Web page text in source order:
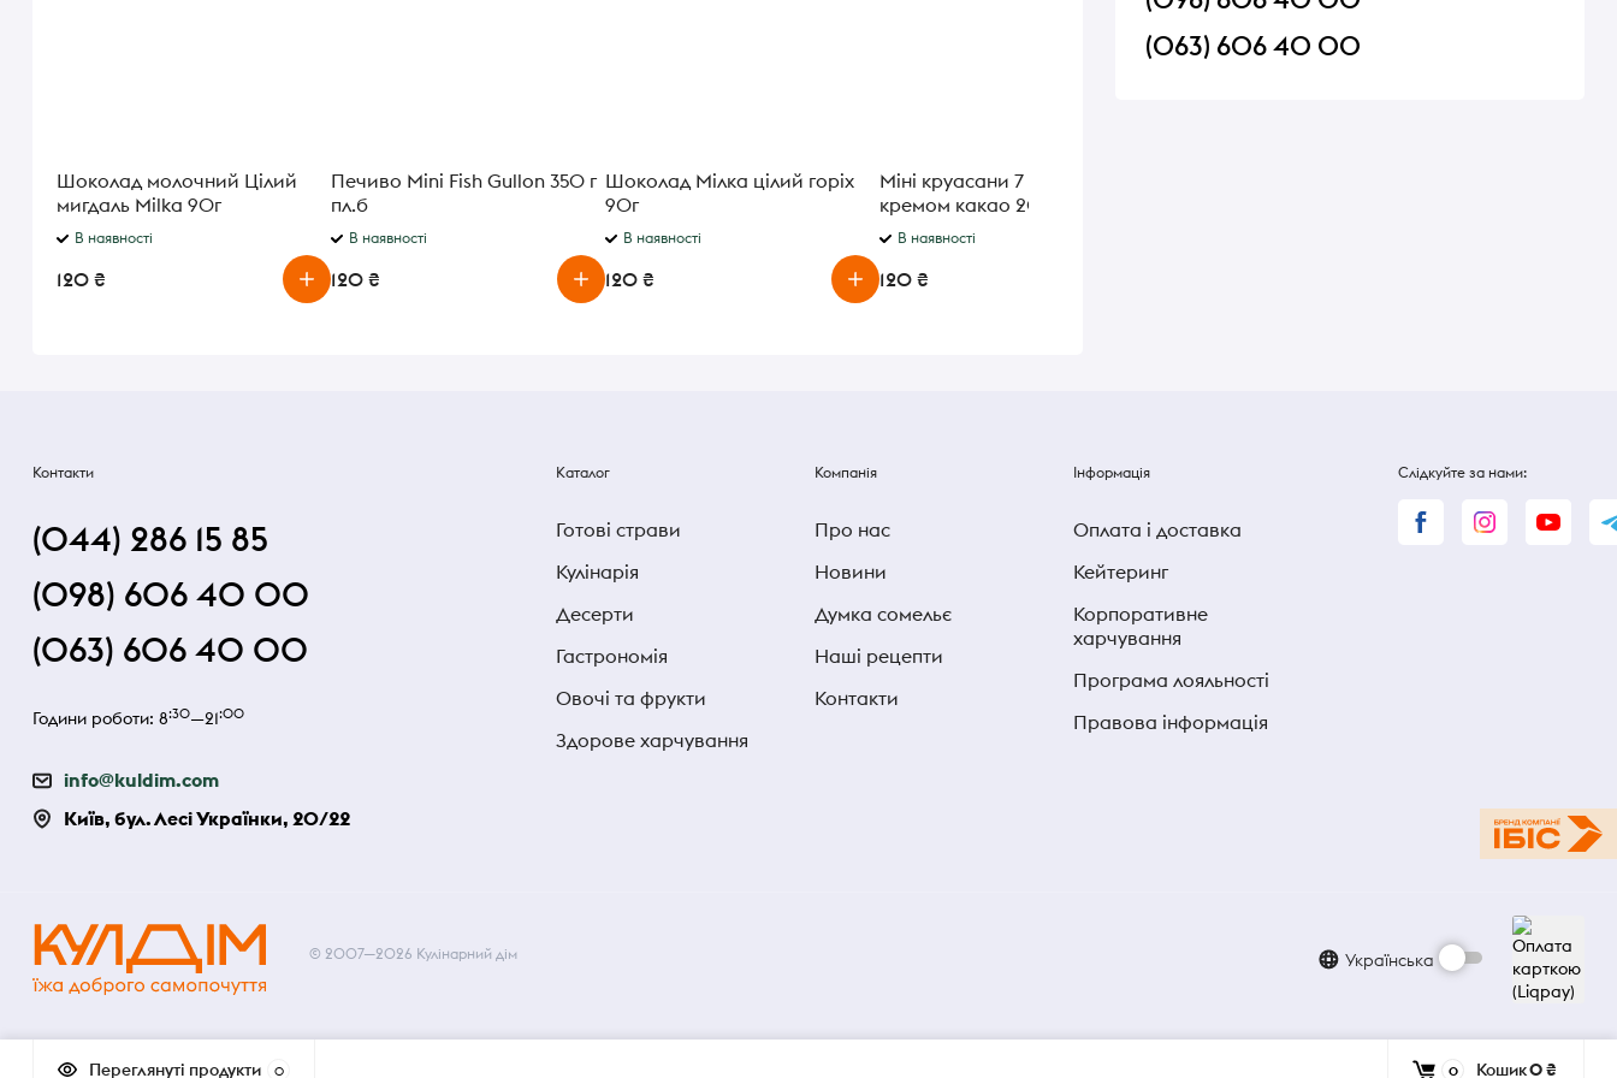
Шоколад молочний Цілий
мигдаль Milka 90г
В наявності
120 ₴
Печиво Mini Fish Gullon 350 г
пл.б
В наявності
120 ₴
Шоколад Мілка цілий горіх
90г
В наявності
120 ₴
Міні круасани 7 Days з
кремом какао 200г
В наявності
120 ₴
(063) 606 40 00
Контакти
(044) 286 15 85
(098) 606 40 00
(063) 606 40 00
Години роботи: 8:30—21:00
info@kuldim.com
Київ, бул. Лесі Українки, 20/22
Каталог
Готові страви
Кулінарія
Десерти
Гастрономія
Овочі та фрукти
Здорове харчування
Компанія
Про нас
Новини
Думка сомельє
Наші рецепти
Контакти
Інформація
Оплата і доставка
Кейтеринг
Корпоративне
харчування
Програма лояльності
Правова інформація
Слідкуйте за нами:
© 2007—2026 Кулінарний дім Українська
Переглянуті продукти 0 0 Кошик0 ₴